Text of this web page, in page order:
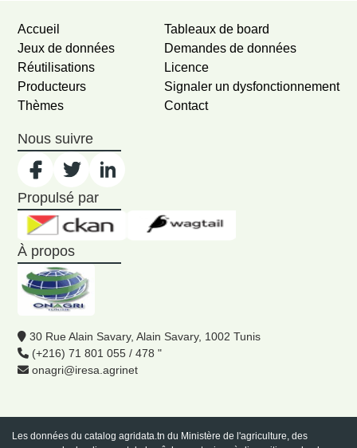
Accueil
Jeux de données
Réutilisations
Producteurs
Thèmes
Tableaux de board
Demandes de données
Licence
Signaler un dysfonctionnement
Contact
Nous suivre
Propulsé par
À propos
30 Rue Alain Savary, Alain Savary, 1002 Tunis
(+216) 71 801 055 / 478 "
onagri@iresa.agrinet
Les données du catalog agridata.tn du Ministère de l'agriculture, des